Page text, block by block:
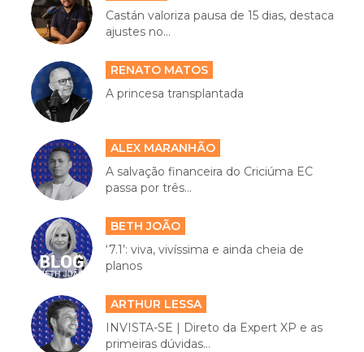
Castán valoriza pausa de 15 dias, destaca
ajustes no...
RENATO MATOS
A princesa transplantada
ALEX MARANHÃO
A salvação financeira do Criciúma EC
passa por três...
BETH JOÃO
‘7.1’: viva, vivíssima e ainda cheia de
planos
ARTHUR LESSA
INVISTA-SE | Direto da Expert XP e as
primeiras dúvidas...